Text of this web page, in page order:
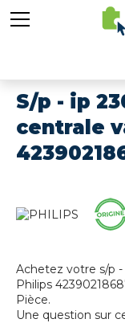
S/p - ip
centrale
Achetez votre s/p
Philips
Pièce.
Une question sur